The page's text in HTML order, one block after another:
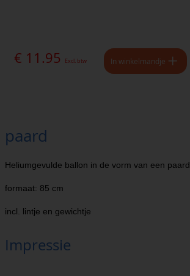
€ 11.95 Excl. btw In winkelmandje
paard
Heliumgevulde ballon in de vorm van een paard
formaat: 85 cm
incl. lintje en gewichtje
Impressie